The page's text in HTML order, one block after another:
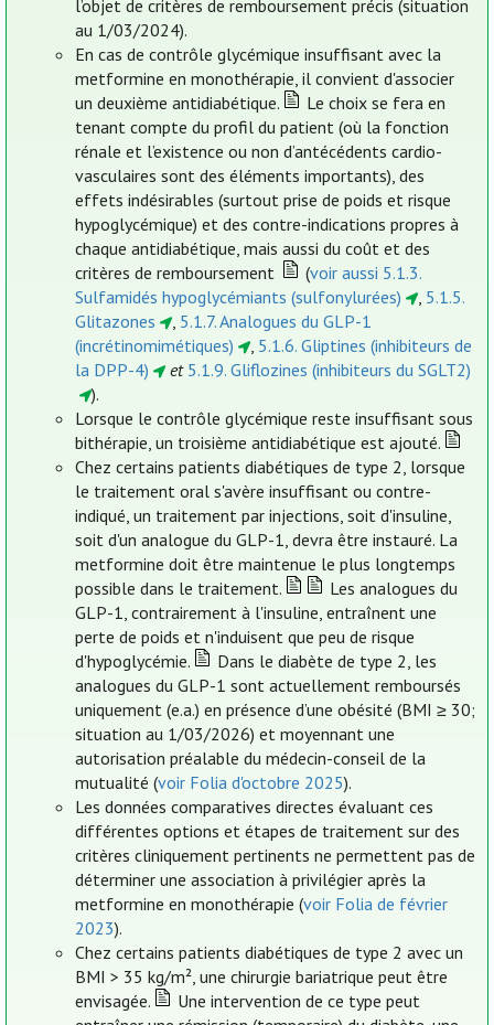
l’objet de critères de remboursement précis (situation
au 1/03/2024).
En cas de contrôle glycémique insuffisant avec la
metformine en monothérapie, il convient d'associer
un deuxième antidiabétique.
Le choix se fera en
tenant compte du profil du patient (où la fonction
rénale et l’existence ou non d’antécédents cardio-
vasculaires sont des éléments importants), des
effets indésirables (surtout prise de poids et risque
hypoglycémique) et des contre-indications propres à
chaque antidiabétique, mais aussi du coût et des
critères de remboursement
(voir aussi 5.1.3.
Sulfamidés hypoglycémiants (sulfonylurées)
, 5.1.5.
Glitazones
, 5.1.7. Analogues du GLP-1
(incrétinomimétiques)
, 5.1.6. Gliptines (inhibiteurs de
la DPP-4)
et 5.1.9. Gliflozines (inhibiteurs du SGLT2)
).
Lorsque le contrôle glycémique reste insuffisant sous
bithérapie, un troisième antidiabétique est ajouté.
Chez certains patients diabétiques de type 2, lorsque
le traitement oral s'avère insuffisant ou contre-
indiqué, un traitement par injections, soit d'insuline,
soit d'un analogue du GLP-1, devra être instauré. La
metformine doit être maintenue le plus longtemps
possible dans le traitement.
Les analogues du
GLP-1, contrairement à l'insuline, entraînent une
perte de poids et n'induisent que peu de risque
d'hypoglycémie.
Dans le diabète de type 2, les
analogues du GLP-1 sont actuellement remboursés
uniquement (e.a.) en présence d’une obésité (BMI ≥ 30;
situation au 1/03/2026) et moyennant une
autorisation préalable du médecin-conseil de la
mutualité (voir Folia d'octobre 2025).
Les données comparatives directes évaluant ces
différentes options et étapes de traitement sur des
critères cliniquement pertinents ne permettent pas de
déterminer une association à privilégier après la
metformine en monothérapie (voir Folia de février
2023).
Chez certains patients diabétiques de type 2 avec un
BMI > 35 kg/m², une chirurgie bariatrique peut être
envisagée.
Une intervention de ce type peut